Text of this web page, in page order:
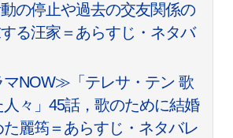
の停止や過去の交友関係の
る汪家＝あらすじ・ネタバ
NOW≫「テレサ・テン 歌
々」45話，歌のために結婚
た麗筠＝あらすじ・ネタバレ